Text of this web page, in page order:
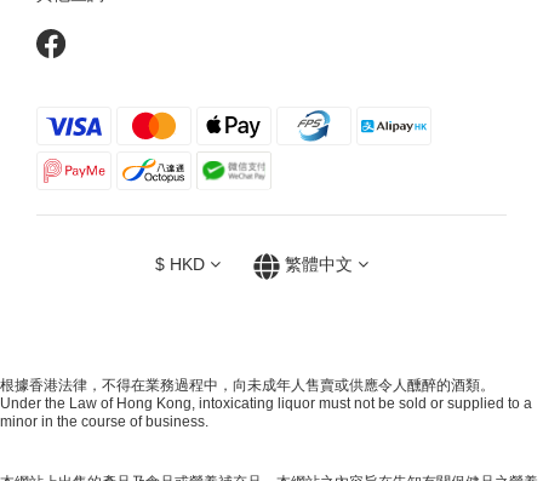
$ HKD 繁體中文
根據香港法律，不得在業務過程中，向未成年人售賣或供應令人醺醉的酒類。
Under the Law of Hong Kong, intoxicating liquor must not be sold or supplied to a
minor in the course of business.